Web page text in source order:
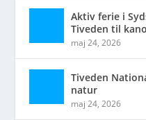
Aktiv ferie i
Tiveden til
maj 24, 2026
Tiveden
natur
maj 24, 2026